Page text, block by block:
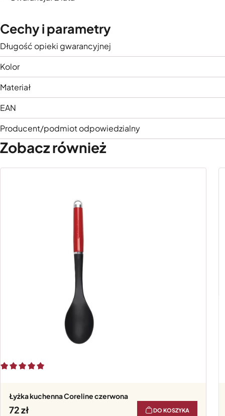
Cechy i parametry
Długość opieki gwarancyjnej
Kolor
Materiał
EAN
Producent/podmiot odpowiedzialny
Zobacz również
Łyżka kuchenna Coreline czerwona
72 DO KOSZYKA